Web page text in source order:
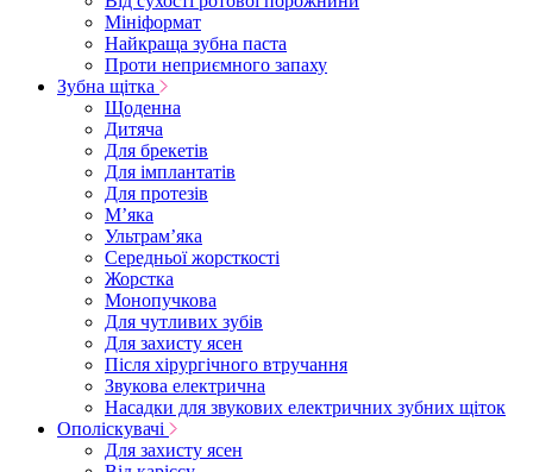
Мініформат
Найкраща зубна паста
Проти неприємного запаху
Зубна щітка
Щоденна
Дитяча
Для брекетів
Для імплантатів
Для протезів
Мʼяка
Ультрамʼяка
Середньої жорсткості
Жорстка
Монопучкова
Для чутливих зубів
Для захисту ясен
Після хірургічного втручання
Звукова електрична
Насадки для звукових електричних зубних щіток
Ополіскувачі
Для захисту ясен